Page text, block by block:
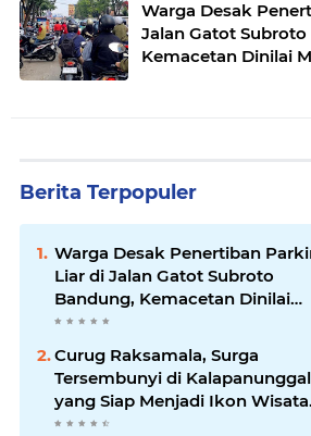
Warga Desak
Jalan Gatot
Kemacetan Dinilai
Berita Terpopuler
Warga Desak Penertiban
Liar di Jalan Gatot Subroto
Bandung, Kemacetan Dinilai
Makin Mengkhawatirkan
Curug Raksamala, Surga
Tersembunyi di Kalapanunggal
yang Siap Menjadi Ikon Wisata
Alam Baru Kabupaten